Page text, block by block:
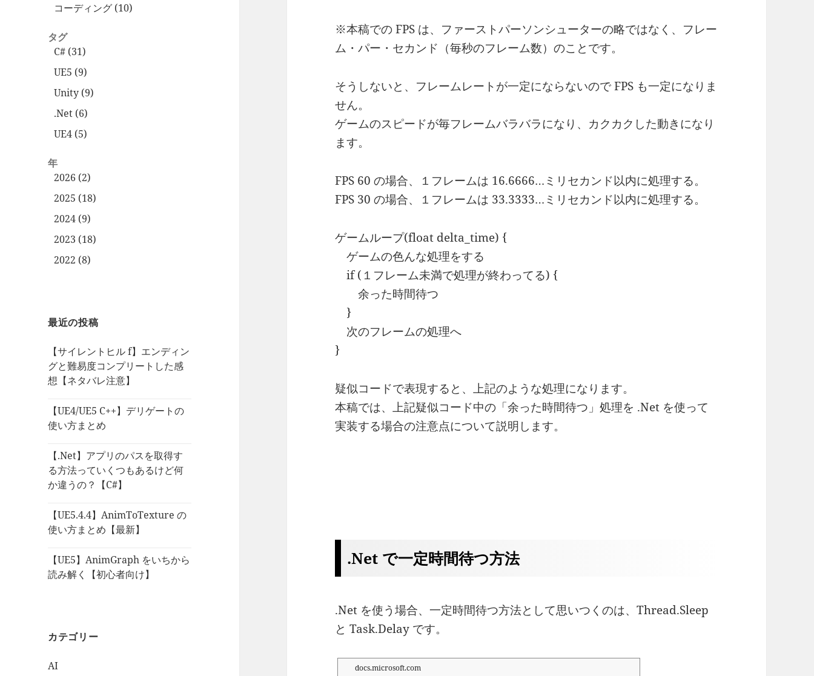
コーディング (10)
タグ
C# (31)
UE5 (9)
Unity (9)
.Net (6)
UE4 (5)
年
2026 (2)
2025 (18)
2024 (9)
2023 (18)
2022 (8)
最近の投稿
【サイレントヒル f】エンディン
グと難易度コンプリートした感
想【ネタバレ注意】
【UE4/UE5 C++】デリゲートの
使い方まとめ
【.Net】アプリのパスを取得す
る方法っていくつもあるけど何
か違うの？【C#】
【UE5.4.4】AnimToTexture の
使い方まとめ【最新】
【UE5】AnimGraph をいちから
読み解く【初心者向け】
カテゴリー
AI
※本稿での FPS は、ファーストパーソンシューターの略ではなく、フレー
ム・パー・セカンド（毎秒のフレーム数）のことです。
そうしないと、フレームレートが一定にならないので FPS も一定になりま
せん。
ゲームのスピードが毎フレームバラバラになり、カクカクした動きになり
ます。
FPS 60 の場合、１フレームは 16.6666…ミリセカンド以内に処理する。
FPS 30 の場合、１フレームは 33.3333…ミリセカンド以内に処理する。
ゲームループ(float delta_time) {
ゲームの色んな処理をする
if (１フレーム未満で処理が終わってる) {
余った時間待つ
}
次のフレームの処理へ
}
疑似コードで表現すると、上記のような処理になります。
本稿では、上記疑似コード中の「余った時間待つ」処理を .Net を使って
実装する場合の注意点について説明します。
.Net で一定時間待つ方法
.Net を使う場合、一定時間待つ方法として思いつくのは、Thread.Sleep
と Task.Delay です。
docs.microsoft.com